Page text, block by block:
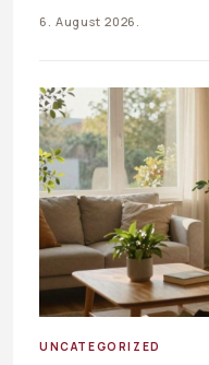
6. August 2026.
UNCATEGORIZED